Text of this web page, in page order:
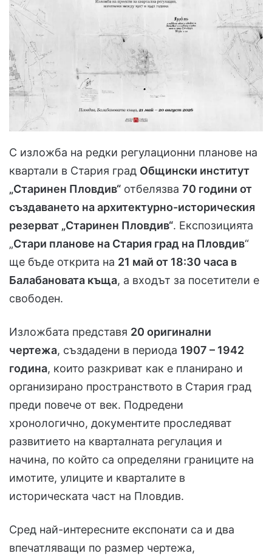
С изложба на редки регулационни планове на
квартали в Стария град Общински институт
„Старинен Пловдив“ отбелязва 70 години от
създаването на архитектурно-историческия
резерват „Старинен Пловдив“. Експозицията
„Стари планове на Стария град на Пловдив“
ще бъде открита на 21 май от 18:30 часа в
Балабановата къща, а входът за посетители е
свободен.
Изложбата представя 20 оригинални
чертежа, създадени в периода 1907 – 1942
година, които разкриват как е планирано и
организирано пространството в Стария град
преди повече от век. Подредени
хронологично, документите проследяват
развитието на кварталната регулация и
начина, по който са определяни границите на
имотите, улиците и кварталите в
историческата част на Пловдив.
Сред най-интересните експонати са и два
впечатляващи по размер чертежа,